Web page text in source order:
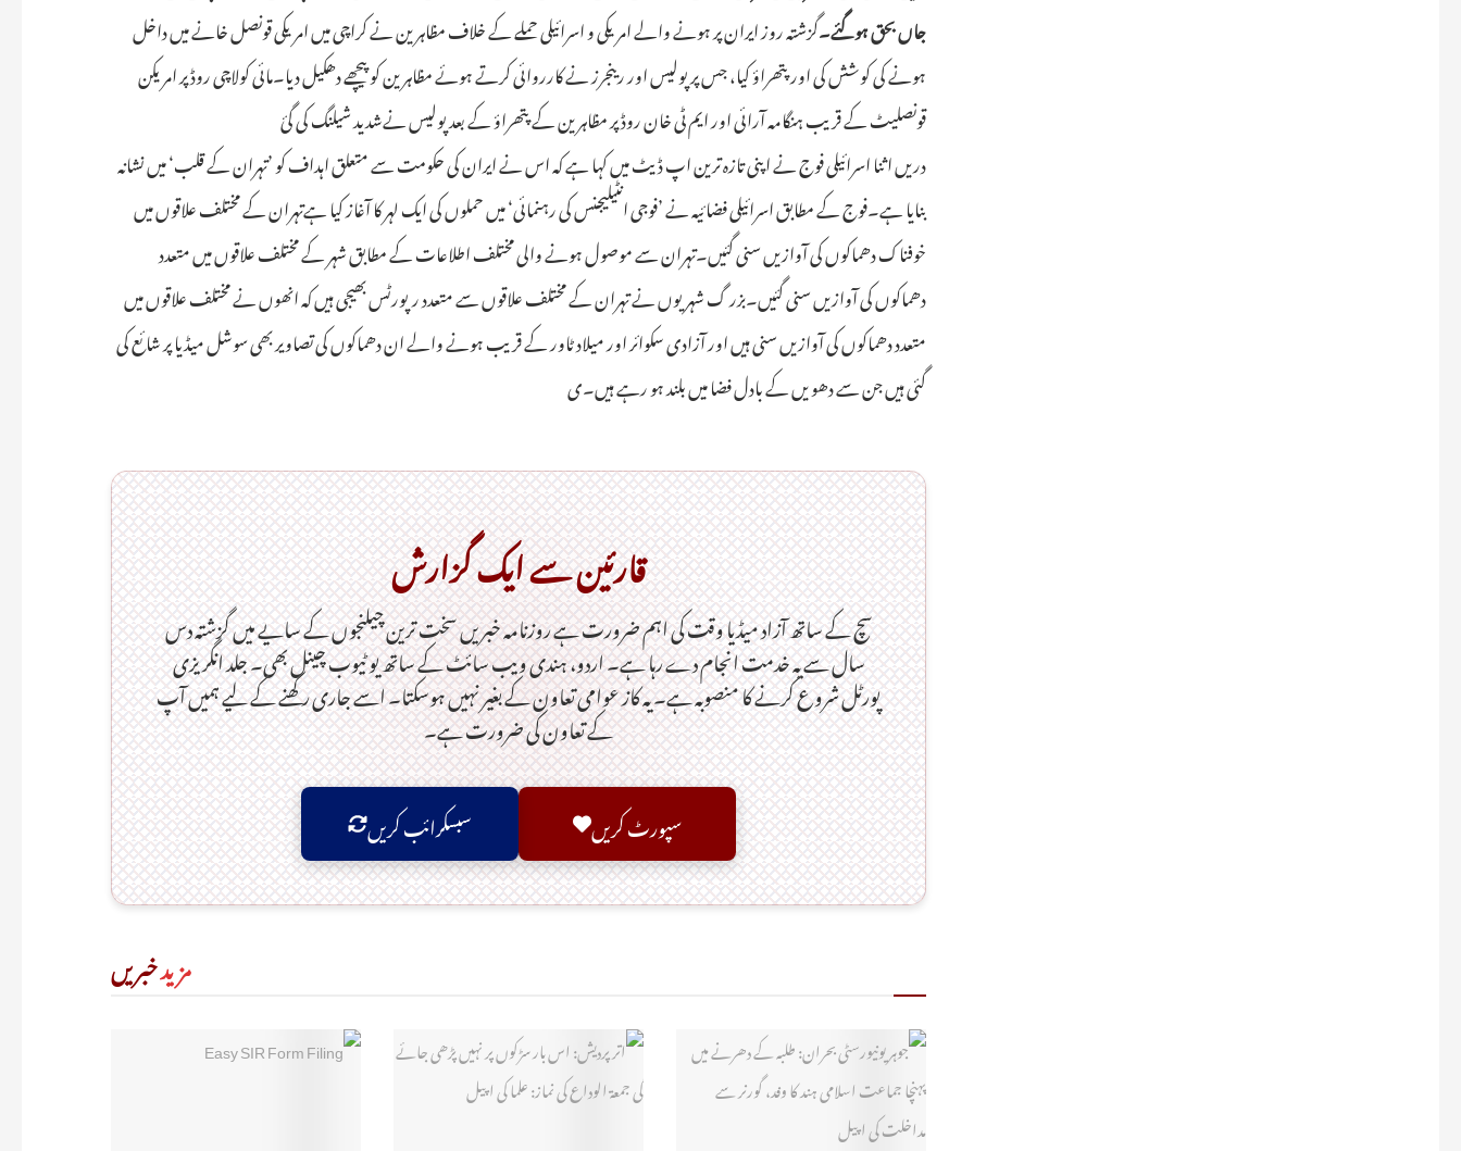
جاں بحق ہوگئے۔گزشتہ روز ایران پر ہونے والے امریکی و اسرائیلی حملے کے خلاف مظاہرین نے کراچی میں امریکی قونصل خانے میں داخل
ہونے کی کوشش کی اور پتھراؤ کیا، جس پر پولیس اور رینجرز نے کارروائی کرتے ہوئے مظاہرین کو پیچھے دھکیل دیا۔مائی کولاچی روڈ پر امریکن
قونصلیٹ کے قریب ہنگامہ آرائی اور ایم ٹی خان روڈ پر مظاہرین کے پتھراؤ کے بعد پولیس نےشدید شیلنگ کی گئ
دریں اثنا اسرائیلی فوج نے اپنی تازہ ترین اپ ڈیٹ میں کہا ہے کہ اس نے ایران کی حکومت سے متعلق اہداف کو ’تہران کے قلب‘ میں نشانہ
بنایا ہے۔فوج کے مطابق اسرائیلی فضائیہ نے ’فوجی انٹیلیجنس کی رہنمائی‘ میں حملوں کی ایک لہر کا آغاز کیا ہےتہران کے مختلف علاقوں میں
خوفناک دھماکوں کی آوازیں سنی گئیں۔تہران سے موصول ہونے والی مختلف اطلاعات کے مطابق شہر کے مختلف علاقوں میں متعدد
دھماکوں کی آوازیں سنی گئیں۔بزر گ شہریوں نے تہران کے مختلف علاقوں سے متعدد رپورٹس بھیجی ہیں کہ انھوں نے مختلف علاقوں میں
متعدد دھماکوں کی آوازیں سنی ہیں اور آزادی سکوائر اور میلاد ٹاور کے قریب ہونے والے ان دھماکوں کی تصاویر بھی سوشل میڈیا پر شائع کی
گئی ہیں جن سے دھویں کے بادل فضا میں بلند ہو رہے ہیں۔ی
قارئین سے ایک گزارش
سچ کے ساتھ آزاد میڈیا وقت کی اہم ضرورت ہےـ روزنامہ خبریں سخت ترین چیلنجوں کے سایے میں گزشتہ دس
سال سے یہ خدمت انجام دے رہا ہے۔ اردو، ہندی ویب سائٹ کے ساتھ یو ٹیوب چینل بھی۔ جلد انگریزی
پورٹل شروع کرنے کا منصوبہ ہے۔ یہ کاز عوامی تعاون کے بغیر نہیں ہوسکتا۔ اسے جاری رکھنے کے لیے ہمیں آپ
کے تعاون کی ضرورت ہے۔
سپورٹ کریں سبسکرائب کریں
مزیدخبریں